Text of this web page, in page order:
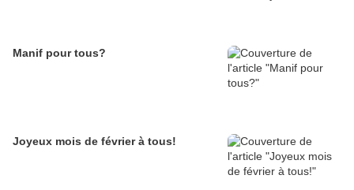
Manif pour tous?
Joyeux mois de février à tous!